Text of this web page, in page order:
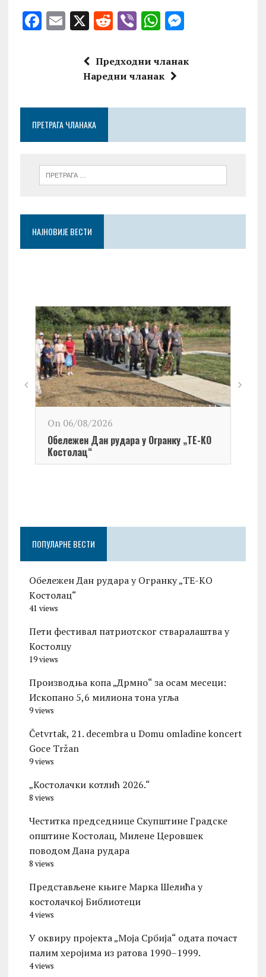
F
o
k
E X R
d
di
V
er
W
at
s
p
M
se
er
Предходни чланак
Наредни чланак
ПРЕТРАГА ЧЛАНАКА
НАЈНОВИЈЕ ВЕСТИ
On 06/08/2026
Обележен Дан рудара у Огранку „ТЕ-KО
Kостолац“
ПОПУЛАРНЕ ВЕСТИ
Обележен Дан рудара у Огранку „ТЕ-KО
Kостолац“
41 views
Пети фестивал патриотског стваралаштва у
Костолцу
19 views
Производња копа „Дрмно“ за осам месеци:
Ископано 5,6 милиона тона угља
9 views
Četvrtak, 21. decembra u Domu omladine koncert
Goce Tržan
9 views
„Костолачки котлић 2026.“
8 views
Честитка председнице Скупштине Градске
општине Kостолац, Милене Церовшек
поводом Дана рудара
8 views
Представљене књиге Марка Шелића у
костолачкој Библиотеци
4 views
У оквиру пројекта „Моја Србија“ одата почаст
палим херојима из ратова 1990–1999.
4 views